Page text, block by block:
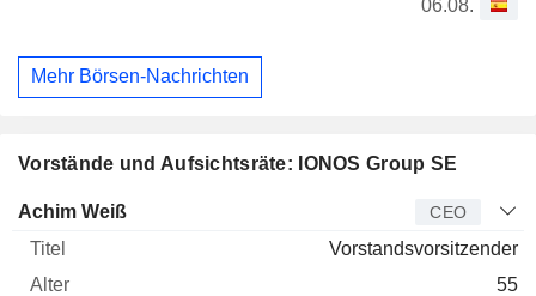
06.08.
Mehr Börsen-Nachrichten
Vorstände und Aufsichtsräte: IONOS Group SE
Manager Titel
Achim Weiß CEO
Vorstandsvorsitzender
55